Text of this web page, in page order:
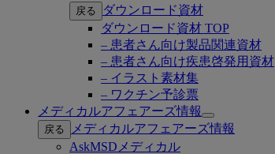
戻る
ダウンロード資材
ダウンロード資材 TOP
– 患者さん向け製品関連資材
– 患者さん向け疾患啓発用資材
– イラスト素材集
– ワクチン予診票
メディカルアフェアーズ情報
Open
submenu
戻る
メディカルアフェアーズ情報
AskMSDメディカル